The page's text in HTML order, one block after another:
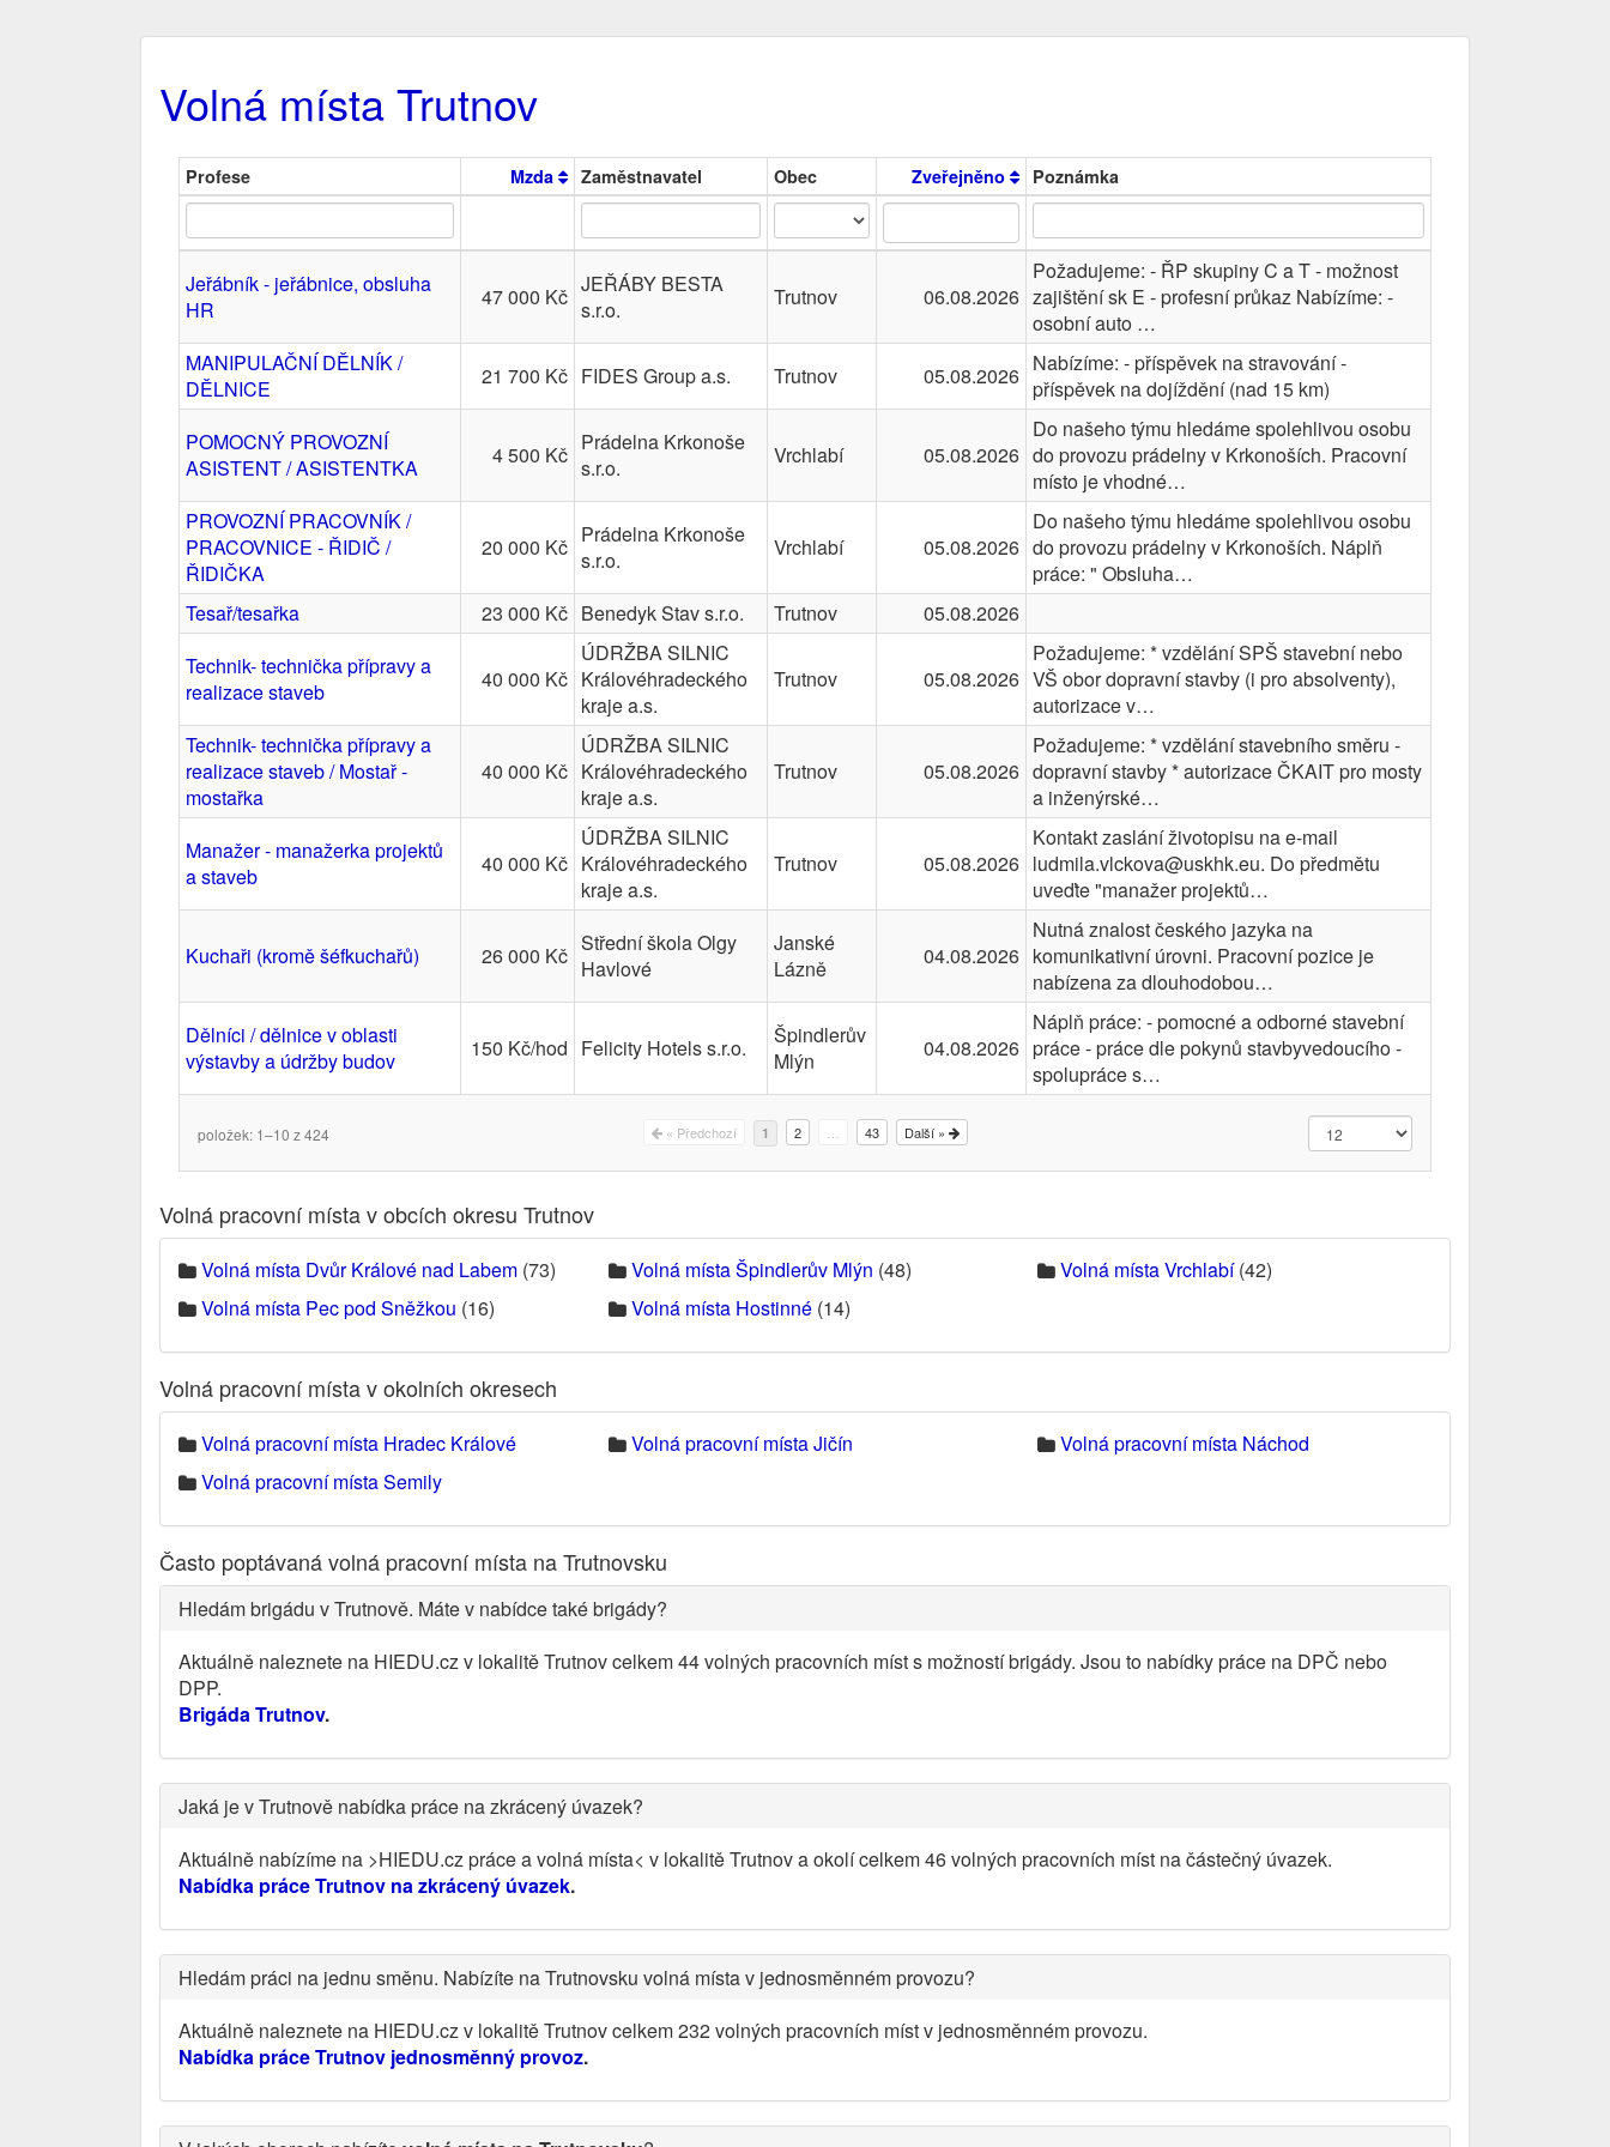
Volná místa Trutnov
Profese Mzda Zaměstnavatel Obec Zveřejněno Poznámka
Jeřábník - jeřábnice, obsluha
HR
47 000 Kč JEŘÁBY BESTA
s.r.o.
Trutnov 06.08.2026
Požadujeme: - ŘP skupiny C a T - možnost
zajištění sk E - profesní průkaz Nabízíme: -
osobní auto …
MANIPULAČNÍ DĚLNÍK /
DĚLNICE
21 700 Kč FIDES Group a.s. Trutnov 05.08.2026 Nabízíme: - příspěvek na stravování -
příspěvek na dojíždění (nad 15 km)
POMOCNÝ PROVOZNÍ
ASISTENT / ASISTENTKA
4 500 Kč Prádelna Krkonoše
s.r.o.
Vrchlabí 05.08.2026
Do našeho týmu hledáme spolehlivou osobu
do provozu prádelny v Krkonoších. Pracovní
místo je vhodné…
PROVOZNÍ PRACOVNÍK /
PRACOVNICE - ŘIDIČ /
ŘIDIČKA
20 000 Kč Prádelna Krkonoše
s.r.o.
Vrchlabí 05.08.2026
Do našeho týmu hledáme spolehlivou osobu
do provozu prádelny v Krkonoších. Náplň
práce: " Obsluha…
Tesař/tesařka
23 000 Kč Benedyk Stav s.r.o. Trutnov
05.08.2026
Technik- technička přípravy a
realizace staveb
40 000 Kč
ÚDRŽBA SILNIC
Královéhradeckého
kraje a.s.
Trutnov 05.08.2026
Požadujeme: * vzdělání SPŠ stavební nebo
VŠ obor dopravní stavby (i pro absolventy),
autorizace v…
Technik- technička přípravy a
realizace staveb / Mostař -
mostařka
40 000 Kč
ÚDRŽBA SILNIC
Královéhradeckého
kraje a.s.
Trutnov 05.08.2026
Požadujeme: * vzdělání stavebního směru -
dopravní stavby * autorizace ČKAIT pro mosty
a inženýrské…
Manažer - manažerka projektů
a staveb
40 000 Kč
ÚDRŽBA SILNIC
Královéhradeckého
kraje a.s.
Trutnov 05.08.2026
Kontakt zaslání životopisu na e-mail
ludmila.vlckova@uskhk.eu. Do předmětu
uveďte "manažer projektů…
Kuchaři (kromě šéfkuchařů) 26 000 Kč Střední škola Olgy
Havlové
Janské
Lázně
04.08.2026
Nutná znalost českého jazyka na
komunikativní úrovni. Pracovní pozice je
nabízena za dlouhodobou…
Dělníci / dělnice v oblasti
výstavby a údržby budov
150 Kč/hod Felicity Hotels s.r.o.
Špindlerův
Mlýn
04.08.2026
Náplň práce: - pomocné a odborné stavební
práce - práce dle pokynů stavbyvedoucího -
spolupráce s…
položek: 1–10 z 424 « Předchozí 1 2 43 Další »
Volná pracovní místa v obcích okresu Trutnov
Volná místa Dvůr Králové nad Labem (73) Volná místa Špindlerův Mlýn (48) Volná místa Vrchlabí(42)
Volná místa Pec pod Sněžkou (16) Volná místa Hostinné(14)
Volná pracovní místa v okolních okresech
Volná pracovní místa Hradec Králové Volná pracovní místa Jičín
Volná pracovní místa Náchod
Volná pracovní místa Semily
Často poptávaná volná pracovní místa na Trutnovsku
Hledám brigádu v Trutnově. Máte v nabídce také brigády?
Aktuálně naleznete na HIEDU.cz v lokalitě Trutnov celkem 44 volných pracovních míst s možností brigády. Jsou to nabídky práce na DPČ nebo
DPP.
Brigáda Trutnov.
Jaká je v Trutnově nabídka práce na zkrácený úvazek?
Aktuálně nabízíme na >HIEDU.cz práce a volná místa< v lokalitě Trutnov a okolí celkem 46 volných pracovních míst na částečný úvazek.
Nabídka práce Trutnov na zkrácený úvazek.
Hledám práci na jednu směnu. Nabízíte na Trutnovsku volná místa v jednosměnném provozu?
Aktuálně naleznete na HIEDU.cz v lokalitě Trutnov celkem 232 volných pracovních míst v jednosměnném provozu.
Nabídka práce Trutnov jednosměnný provoz.